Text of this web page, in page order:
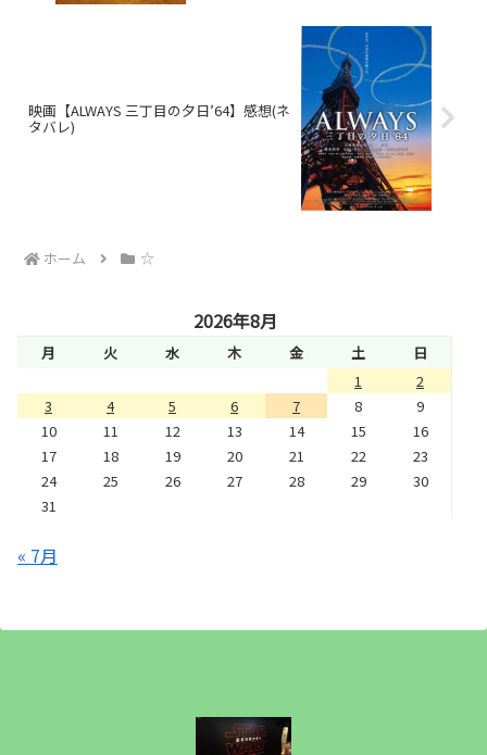
映画【ALWAYS 三丁目の夕日’64】感想(ネ
タバレ)
ホーム ☆
2026年8月
月 火 水 木 金 土
日
1
2
3
4 5 6 7 8
9
10
11 12 13 14 15
16
17
18 19 20 21 22
23
24
25 26 27 28 29
30
31
« 7月